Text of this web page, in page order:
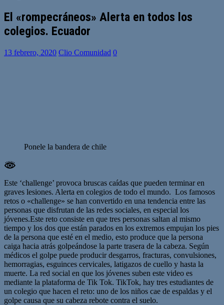
El «rompecráneos» Alerta en todos los
colegios. Ecuador
13 febrero, 2020 Clio Comunidad 0
Ponele la bandera de chile
Este ‘challenge’ provoca bruscas caídas que pueden terminar en
graves lesiones. Alerta en colegios de todo el mundo. Los famosos
retos o «challenge» se han convertido en una tendencia entre las
personas que disfrutan de las redes sociales, en especial los
jóvenes.Este reto consiste en que tres personas saltan al mismo
tiempo y los dos que están parados en los extremos empujan los pies
de la persona que esté en el medio, esto produce que la persona
caiga hacia atrás golpeándose la parte trasera de la cabeza. Según
médicos el golpe puede producir desgarros, fracturas, convulsiones,
hemorragias, esguinces cervicales, latigazos de cuello y hasta la
muerte. La red social en que los jóvenes suben este video es
mediante la plataforma de Tik Tok. TikTok, hay tres estudiantes de
un colegio que hacen el reto: uno de los niños cae de espaldas y el
golpe causa que su cabeza rebote contra el suelo.